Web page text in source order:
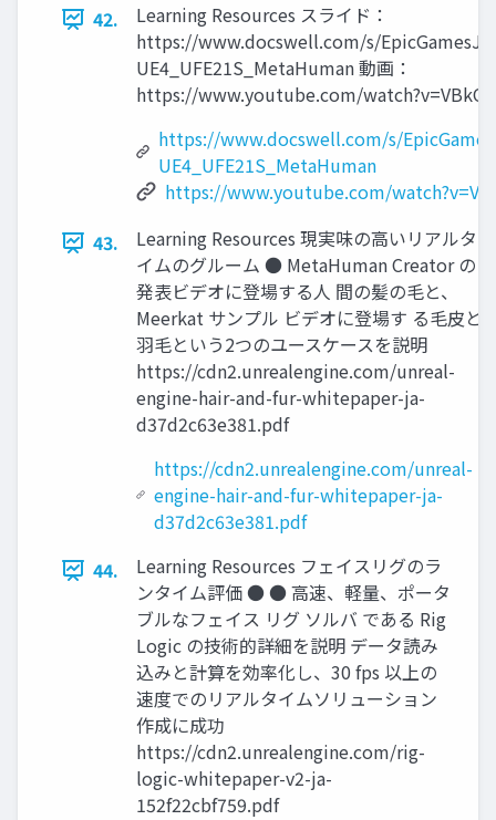
42.
Learning Resources スライド：
https://www.docswell.com/s/
UE4_UFE21S_MetaHuman 動画：
https://www.youtube.com/
https://www.docswell.com/s/
UE4_UFE21S_MetaHuman
https://www.youtube.com/
43.
Learning Resources 現実味の高いリアルタ
イムのグルーム ● MetaHuman Creator の
発表ビデオに登場する人 間の髪の毛と、
Meerkat サンプル ビデオに登場す る毛皮と
羽毛という2つのユースケースを説明
https://cdn2.unrealengine.com/unreal-
engine-hair-and-fur-whitepaper-ja-
d37d2c63e381.pdf
https://cdn2.unrealengine.com/unreal-
engine-hair-and-fur-whitepaper-ja-
d37d2c63e381.pdf
44.
Learning Resources フェイスリグのラ
ンタイム評価 ● ● 高速、軽量、ポータ
ブルなフェイス リグ ソルバ である Rig
Logic の技術的詳細を説明 データ読み
込みと計算を効率化し、30 fps 以上の
速度でのリアルタイムソリューション
作成に成功
https://cdn2.unrealengine.com/rig-
logic-whitepaper-v2-ja-
152f22cbf759.pdf